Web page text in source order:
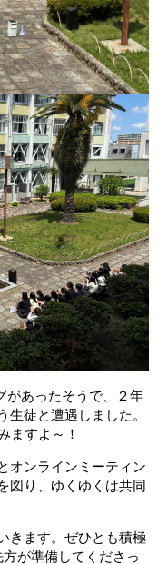
あったそうで、２年
徒と遭遇しました。
ますよ～！
オンラインミーティン
図り、ゆくゆくは共同
きます。ぜひとも積極
が準備してくださっ